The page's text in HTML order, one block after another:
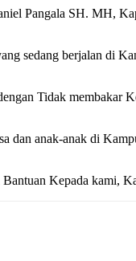
Pangala SH. MH,
sedang berjalan di
Tidak membakar
dan anak-anak di
Kepada kami,